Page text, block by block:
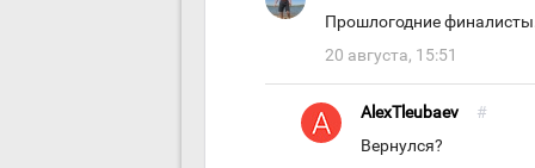
Прошлогодние
20 августа, 15:51
AlexTleubaev #
Вернулся?